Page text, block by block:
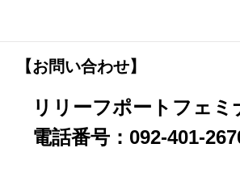
【お問い合わせ】
リリーフポートフェ
電話番号：092-401-